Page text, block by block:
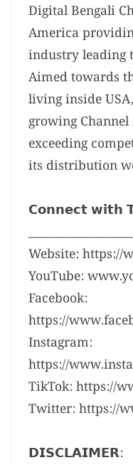
Digital Bengali
America
industry leading
Aimed towards
living inside
growing
exceeding
its distribution
𝗖𝗼𝗻𝗻𝗲𝗰𝘁 𝘄𝗶𝘁𝗵
Website: https://
YouTube:
Facebook:
https://
Instagram:
https://
TikTok: https://
Twitter: https://
𝗗𝗜𝗦𝗖𝗟𝗔𝗜𝗠𝗘𝗥: